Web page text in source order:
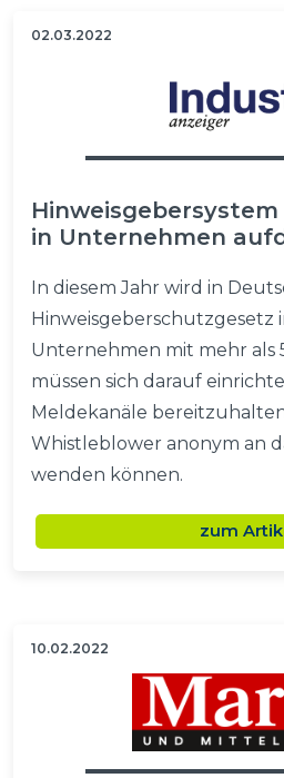
02.03.2022
in Unternehmen
In diesem Jahr wird in
Hinweisgeberschutzgesetz
Unternehmen mit mehr als
müssen sich darauf
Meldekanäle
Whistleblower anonym an
wenden können.
zum
10.02.2022